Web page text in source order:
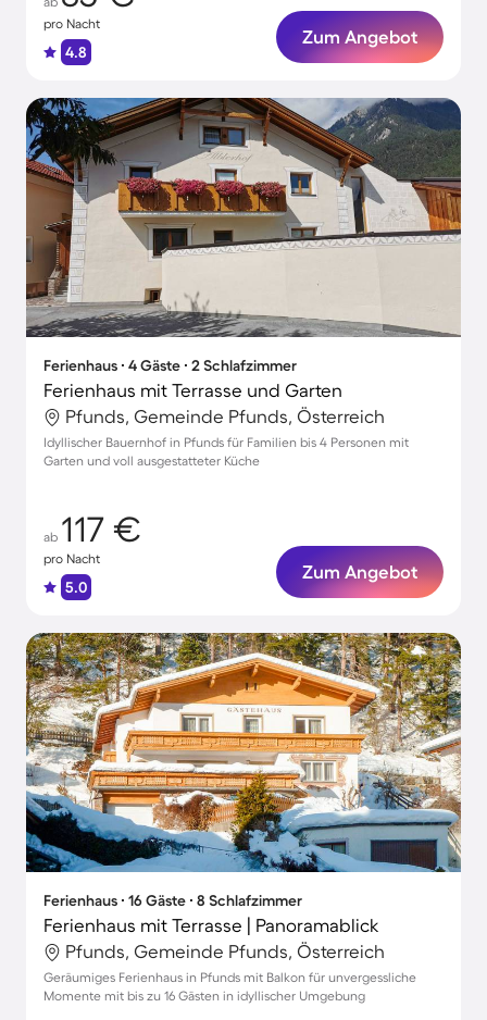
pro Nacht
4.8
Zum Angebot
Ferienhaus ∙ 4 Gäste ∙ 2 Schlafzimmer
Ferienhaus mit Terrasse und Garten
Pfunds, Gemeinde Pfunds, Österreich
Idyllischer Bauernhof in Pfunds für Familien bis 4 Personen mit
Garten und voll ausgestatteter Küche
ab 117 €
pro Nacht
5.0
Zum Angebot
Ferienhaus ∙ 16 Gäste ∙ 8 Schlafzimmer
Ferienhaus mit Terrasse | Panoramablick
Pfunds, Gemeinde Pfunds, Österreich
Geräumiges Ferienhaus in Pfunds mit Balkon für unvergessliche
Momente mit bis zu 16 Gästen in idyllischer Umgebung